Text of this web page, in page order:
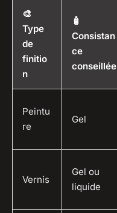
🎨
Type
de
finitio
n
🧴
Consistan
ce
conseillée
Peintu
re
Gel
Vernis
Gel ou
liquide